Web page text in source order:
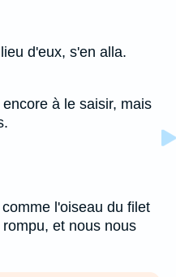
d'eux, s'en alla.
à le saisir, mais
l'oiseau du filet
et nous nous